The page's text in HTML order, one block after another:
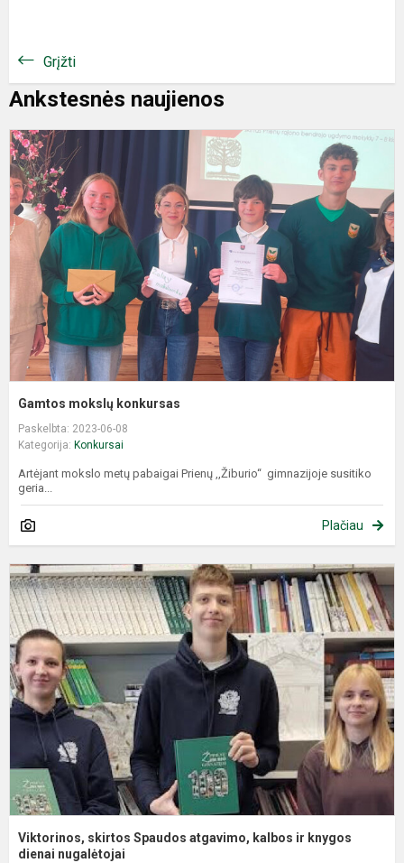
Grįžti
Ankstesnės naujienos
Gamtos mokslų konkursas
Paskelbta: 2023-06-08
Kategorija: Konkursai
Artėjant mokslo metų pabaigai Prienų ,,Žiburio“ gimnazijoje susitiko
geria...
Plačiau
Viktorinos, skirtos Spaudos atgavimo, kalbos ir knygos
dienai nugalėtojai